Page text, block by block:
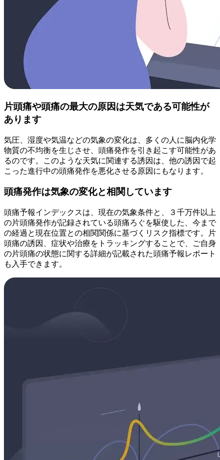
片頭痛や頭痛の最大の原因は天気である可能性が
あります
気圧、湿度や気温などの気象の変化は、多くの人に脳内化学
物質の不均衡を生じさせ、頭痛発作を引き起こす可能性があ
るのです。このような天気に関連する誘因は、他の誘因で起
こった進行中の頭痛発作を悪化させる原因にもなります。
頭痛発作は気象の変化と相関しています
頭痛予報インデックスは、現在の気象条件と、３千万件以上
の片頭痛発作が記録されている頭痛ろぐを駆使した、今まで
の経過と現在位置との相関関係に基づくリスク指標です。片
頭痛の誘因、症状や治療をトラッキングすることで、ご自身
の片頭痛の状態に関する詳細が記載された頭痛予報レポート
も入手できます。